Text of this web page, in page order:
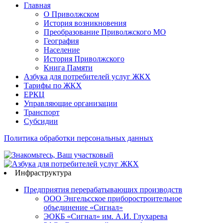
Главная
О Приволжском
История возникновения
Преобразование Приволжского МО
География
Население
История Приволжского
Книга Памяти
Азбука для потребителей услуг ЖКХ
Тарифы по ЖКХ
ЕРКЦ
Управляющие организации
Транспорт
Субсидии
Политика обработки персональных данных
Инфраструктура
Предприятия перерабатывающих производств
ООО Энгельсское приборостроительное
объединение «Сигнал»
ЭОКБ «Сигнал» им. А.И. Глухарева